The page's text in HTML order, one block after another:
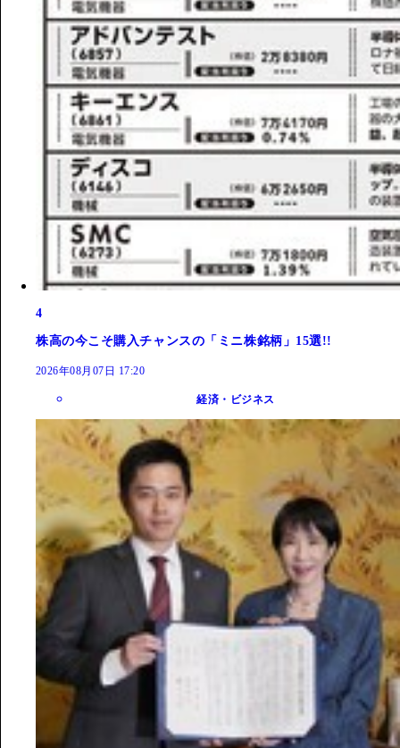
4
株高の今こそ購入チャンスの「ミニ株銘柄」15選!!
2026年08月07日 17:20
経済・ビジネス